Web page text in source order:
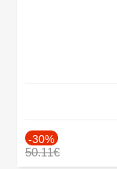
-30%
50.11€